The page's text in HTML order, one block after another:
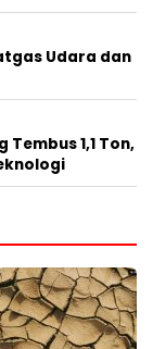
Udara dan
1,1 Ton,